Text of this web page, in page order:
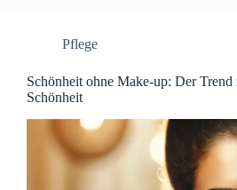
Pflege
Schönheit ohne Make-up: Der Trend
Schönheit